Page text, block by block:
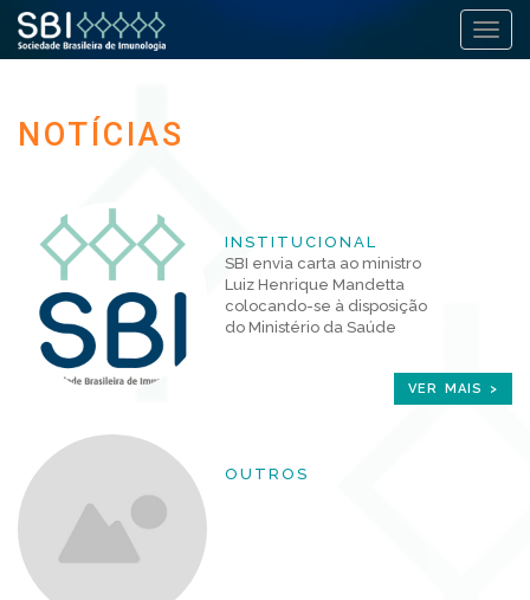
conteúdo
NOTÍCIAS
INSTITUCIONAL
SBI envia carta ao ministro
Luiz Henrique Mandetta
colocando-se à disposição
do Ministério da Saúde
VER MAIS >
OUTROS